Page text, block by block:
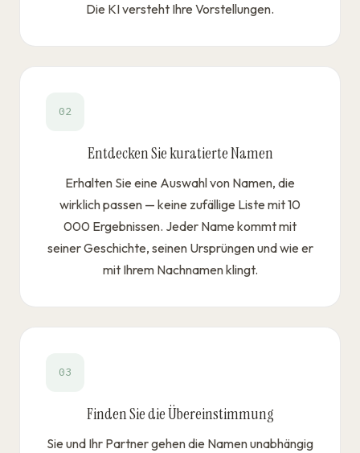
Die KI versteht Ihre Vorstellungen.
02
Entdecken Sie kuratierte Namen
Erhalten Sie eine Auswahl von Namen, die
wirklich passen — keine zufällige Liste mit 10
000 Ergebnissen. Jeder Name kommt mit
seiner Geschichte, seinen Ursprüngen und wie er
mit Ihrem Nachnamen klingt.
03
Finden Sie die Übereinstimmung
Sie und Ihr Partner gehen die Namen unabhängig